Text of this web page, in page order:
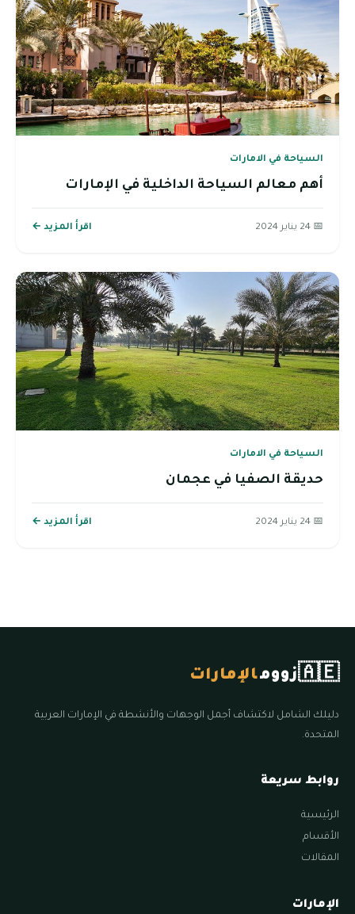
السياحة في الامارات
أهم معالم السياحة الداخلية في الإمارات
📅 24 يناير 2024 اقرأ المزيد ←
السياحة في الامارات
حديقة الصفيا في عجمان
📅 24 يناير 2024 اقرأ المزيد ←
🇦🇪زوومالإمارات
دليلك الشامل لاكتشاف أجمل الوجهات والأنشطة في الإمارات العربية
المتحدة.
روابط سريعة
الرئيسية
الأقسام
المقالات
الإمارات